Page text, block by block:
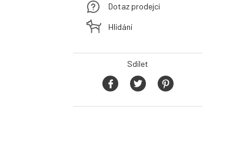
Dotaz prodejci
Hlídání
Sdílet